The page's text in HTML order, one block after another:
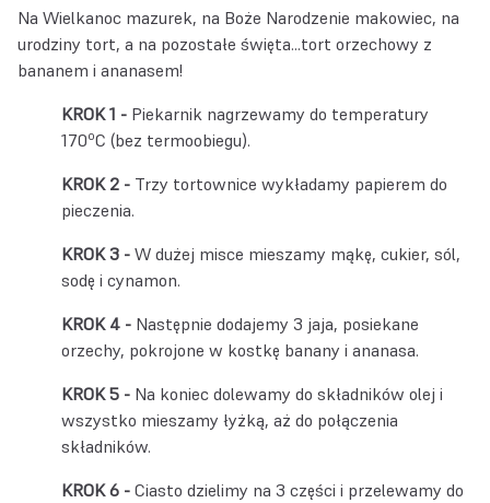
Na Wielkanoc mazurek, na Boże Narodzenie makowiec, na
urodziny tort, a na pozostałe święta...tort orzechowy z
bananem i ananasem!
Piekarnik nagrzewamy do temperatury
170oC (bez termoobiegu).
Trzy tortownice wykładamy papierem do
pieczenia.
W dużej misce mieszamy mąkę, cukier, sól,
sodę i cynamon.
Następnie dodajemy 3 jaja, posiekane
orzechy, pokrojone w kostkę banany i ananasa.
Na koniec dolewamy do składników olej i
wszystko mieszamy łyżką, aż do połączenia
składników.
Ciasto dzielimy na 3 części i przelewamy do